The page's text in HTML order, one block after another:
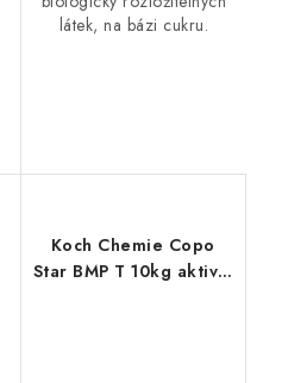
látek, na bázi cukru.
Koch Chemie Copo
Star BMP T 10kg aktivní